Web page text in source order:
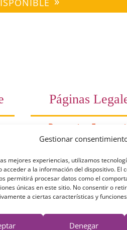
Gestionar
mejores experiencias, utilizamos
acceder a la información del dispositivo. El
permitirá procesar datos como el
únicas en este sitio. No consentir o
a ciertas características y
Denegar
a
Páginas
Preguntas
Política de
Política de
Derecho de